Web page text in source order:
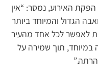
האירוע, נמסר: “אין
הגדול והמיוחד ביותר
לאפשר לכל אחד מהעיר
במיוחד, תוך שמירה על